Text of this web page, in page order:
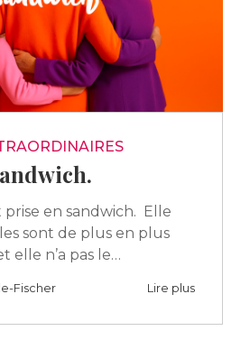
en sandwich. Elle
sont de plus en plus
elle n’a pas le…
Fischer Lire plus